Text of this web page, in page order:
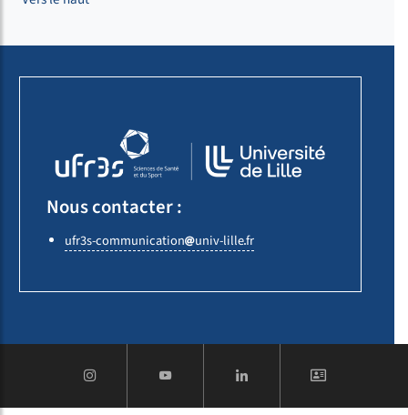
Nous contacter :
ufr3s-communication univ-lillefr